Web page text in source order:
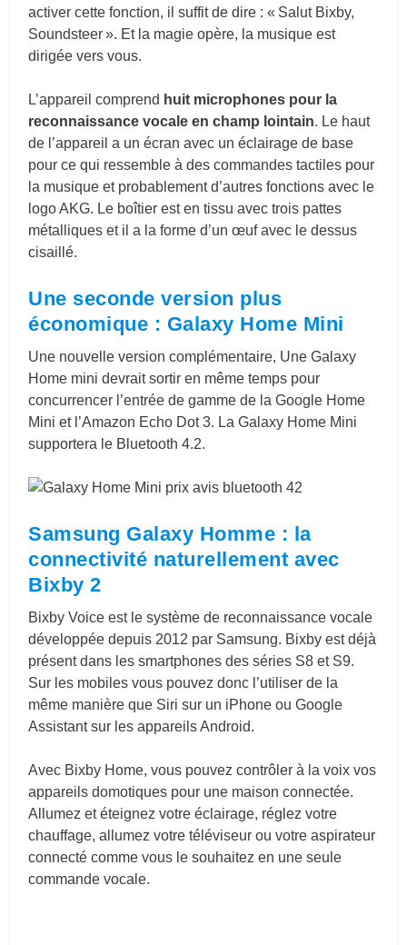
activer cette fonction, il suffit de dire : « Salut Bixby,
Soundsteer ». Et la magie opère, la musique est
dirigée vers vous.
L’appareil comprend huit microphones pour la
reconnaissance vocale en champ lointain. Le haut
de l’appareil a un écran avec un éclairage de base
pour ce qui ressemble à des commandes tactiles pour
la musique et probablement d’autres fonctions avec le
logo AKG. Le boîtier est en tissu avec trois pattes
métalliques et il a la forme d’un œuf avec le dessus
cisaillé.
Une seconde version plus
économique : Galaxy Home Mini
Une nouvelle version complémentaire, Une Galaxy
Home mini devrait sortir en même temps pour
concurrencer l’entrée de gamme de la Google Home
Mini et l’Amazon Echo Dot 3. La Galaxy Home Mini
supportera le Bluetooth 4.2.
Samsung Galaxy Homme : la
connectivité naturellement avec
Bixby 2
Bixby Voice est le système de reconnaissance vocale
développée depuis 2012 par Samsung. Bixby est déjà
présent dans les smartphones des séries S8 et S9.
Sur les mobiles vous pouvez donc l’utiliser de la
même manière que Siri sur un iPhone ou Google
Assistant sur les appareils Android.
Avec Bixby Home, vous pouvez contrôler à la voix vos
appareils domotiques pour une maison connectée.
Allumez et éteignez votre éclairage, réglez votre
chauffage, allumez votre téléviseur ou votre aspirateur
connecté comme vous le souhaitez en une seule
commande vocale.